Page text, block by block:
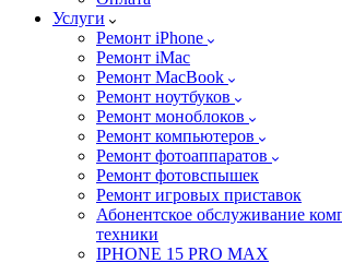
Услуги
Ремонт iPhone
Ремонт iMac
Ремонт MacBook
Ремонт ноутбуков
Ремонт моноблоков
Ремонт компьютеров
Ремонт фотоаппаратов
Ремонт фотовспышек
Ремонт игровых приставок
Абонентское обслуживание
техники
IPHONE 15 PRO MAX